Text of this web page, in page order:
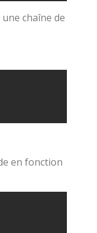
chaîne de
en fonction